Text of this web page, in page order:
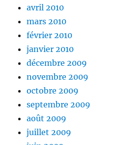
avril 2010
mars 2010
février 2010
janvier 2010
décembre 2009
novembre 2009
octobre 2009
septembre 2009
août 2009
juillet 2009